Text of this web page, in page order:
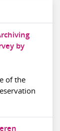
by
of the